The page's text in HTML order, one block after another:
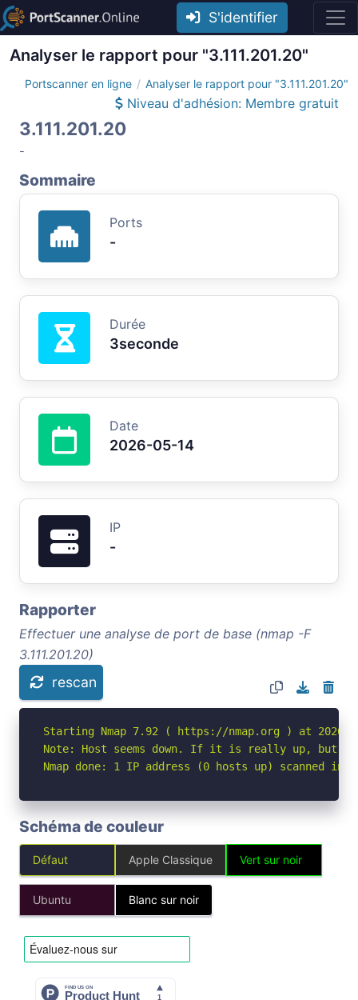
S'identifier
Analyser le rapport pour "3.111.201.20"
Portscanner en ligne Analyser le rapport pour "3.111.201.20"
Niveau d'adhésion: Membre gratuit
3.111.201.20
-
Sommaire
Ports
-
Durée
3seconde
Date
2026-05-14
IP
-
Rapporter
Effectuer une analyse de port de base (nmap -F
3.111.201.20)
rescan
Starting Nmap 7.92 ( https://nmap.org ) at 2026-
Note: Host seems down. If it is really up, but
Nmap done: 1 IP address (0 hosts up) scanned in
Schéma de couleur
Défaut Apple Classique Vert sur noir
Ubuntu Blanc sur noir